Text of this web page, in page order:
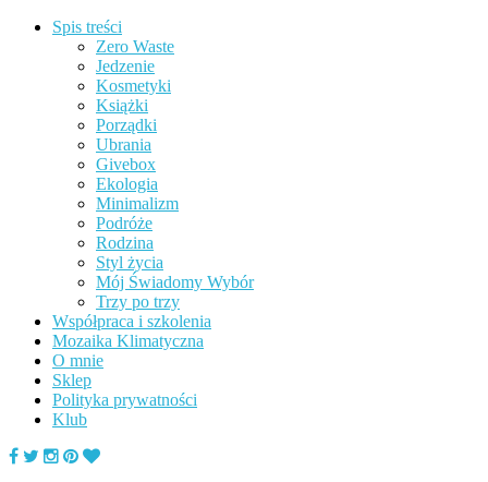
Spis treści
Zero Waste
Jedzenie
Kosmetyki
Książki
Porządki
Ubrania
Givebox
Ekologia
Minimalizm
Podróże
Rodzina
Styl życia
Mój Świadomy Wybór
Trzy po trzy
Współpraca i szkolenia
Mozaika Klimatyczna
O mnie
Sklep
Polityka prywatności
Klub